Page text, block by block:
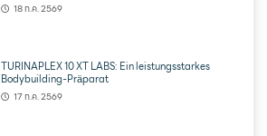
18 ก.ค. 2569
TURINAPLEX 10 XT LABS: Ein leistungsstarkes
Bodybuilding-Präparat
17 ก.ค. 2569